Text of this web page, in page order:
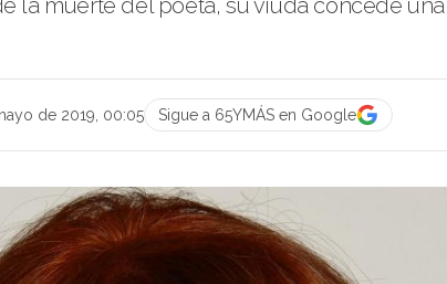
la muerte del poeta, su viuda concede
de 2019, 00:05 Sigue a 65YMÁS en Google